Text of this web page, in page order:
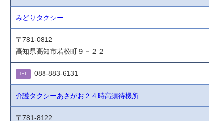
みどりタクシー
〒781-0812
高知県高知市若松町９－２２
TEL 088-883-6131
介護タクシーあさがお２４時高須待機所
〒781-8122